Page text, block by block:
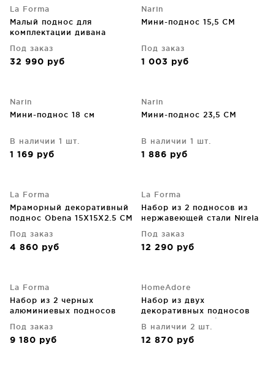
La Forma
Малый поднос для
комплектации дивана
Под заказ
32 990 руб
Narin
Мини-поднос 15,5 CM
Под заказ
1 003 руб
Narin
Мини-поднос 18 см
В наличии 1 шт.
1 169 руб
Narin
Мини-поднос 23,5 CM
В наличии 1 шт.
1 886 руб
La Forma
Мраморный декоративный
поднос Obena 15X15X2.5 CM
Под заказ
4 860 руб
La Forma
Набор из 2 подносов из
нержавеющей стали Nirela
Под заказ
12 290 руб
La Forma
Набор из 2 черных
алюминиевых подносов
Под заказ
9 180 руб
HomeAdore
Набор из двух
декоративных подносов
Hulda 40X40X4 / 34X34X4
CM
В наличии 2 шт.
12 870 руб